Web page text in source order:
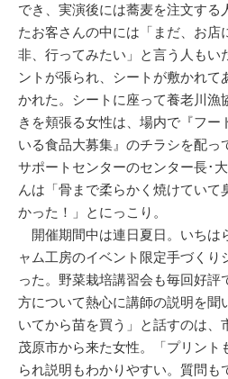
でき、実演後には蕎麦を注文する
たお客さんの中には「まだ、お店
非、行ってみたい」と言う人もい
ントが張られ、シートが敷かれて
かれた。シートに座って養老川漁
きを頬張る女性は、場内で『フー
いる食品大募集』のチラシを配っ
サポートセンターのセンター長･
んは「骨まで柔らかく焼けていて
かった！」とにっこり。
開催期間中は連日夏日。いちは
ャム工房のイベント限定手づくり
った。野菜栽培講習会も毎回好評
方について熱心に講師の説明を聞
いてから苗を買う」と話すのは、
茂原市から来た女性。「プリント
られ説明もわかりやすい。質問も